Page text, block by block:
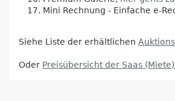
Mini Rechnung - Einfache e-
Siehe Liste der erhältlichen
Oder Preisübersicht der Saas